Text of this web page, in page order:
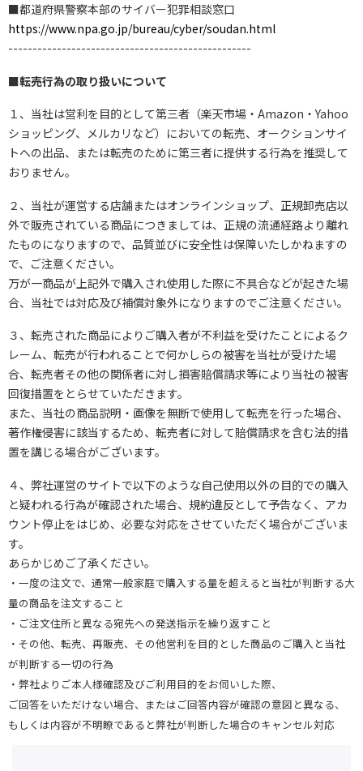
■都道府県警察本部のサイバー犯罪相談窓口
https://www.npa.go.jp/bureau/cyber/soudan.html
--------------------------------------------------
■転売行為の取り扱いについて
１、当社は営利を目的として第三者（楽天市場・Amazon・Yahoo
ショッピング、メルカリなど）においての転売、オークションサイ
トへの出品、または転売のために第三者に提供する行為を推奨して
おりません。
２、当社が運営する店舗またはオンラインショップ、正規卸売店以
外で販売されている商品につきましては、正規の流通経路より離れ
たものになりますので、品質並びに安全性は保障いたしかねますの
で、ご注意ください。
万が一商品が上記外で購入され使用した際に不具合などが起きた場
合、当社では対応及び補償対象外になりますのでご注意ください。
３、転売された商品によりご購入者が不利益を受けたことによるク
レーム、転売が行われることで何かしらの被害を当社が受けた場
合、転売者その他の関係者に対し損害賠償請求等により当社の被害
回復措置をとらせていただきます。
また、当社の商品説明・画像を無断で使用して転売を行った場合、
著作権侵害に該当するため、転売者に対して賠償請求を含む法的措
置を講じる場合がございます。
４、弊社運営のサイトで以下のような自己使用以外の目的での購入
と疑われる行為が確認された場合、規約違反として予告なく、アカ
ウント停止をはじめ、必要な対応をさせていただく場合がございま
す。
あらかじめご了承ください。
・一度の注文で、通常一般家庭で購入する量を超えると当社が判断する大
量の商品を注文すること
・ご注文住所と異なる宛先への発送指示を繰り返すこと
・その他、転売、再販売、その他営利を目的とした商品のご購入と当社
が判断する一切の行為
・弊社よりご本人様確認及びご利用目的をお伺いした際、
ご回答をいただけない場合、またはご回答内容が確認の意図と異なる、
もしくは内容が不明瞭であると弊社が判断した場合のキャンセル対応